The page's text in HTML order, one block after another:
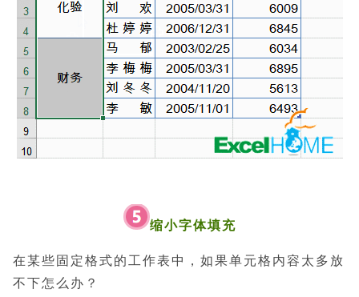
缩小字体填充
在某些固定格式的工作表中，如果单元格内容太多放
不下怎么办？